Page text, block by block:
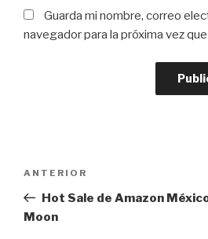
Guarda mi nombre, correo
navegador para la próxima vez
entradas
Entrada
anterior:
ANTERIOR
Hot Sale de Amazon
Moon